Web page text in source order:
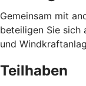
Gemeinsam mit
beteiligen Sie sich
und
Teilhaben